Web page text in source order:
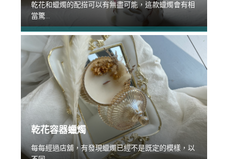
乾花和蠟燭的配搭可以有無盡可能，這款蠟燭會有相
當驚...
乾花容器蠟燭
每每經過店舖，有發現蠟燭已經不是既定的模樣，以